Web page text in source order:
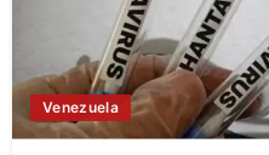
Venezuela